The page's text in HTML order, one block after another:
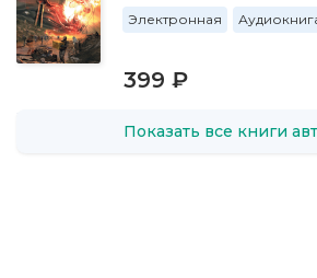
Электронная
399 ₽
Показать все книги